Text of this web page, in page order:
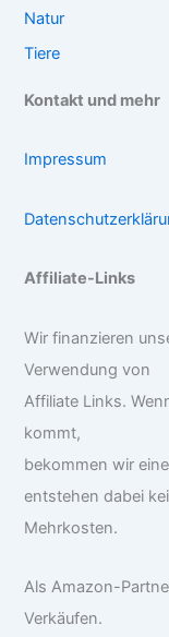
Natur
Tiere
Kontakt und mehr
Impressum
Affiliate-Links
Wir finanzieren
Verwendung von
Affiliate Links.
kommt,
bekommen wir
entstehen dabei
Mehrkosten.
Als Amazon-
Verkäufen.